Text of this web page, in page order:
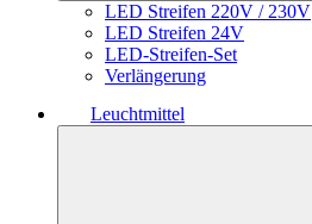
LED Streifen 220V / 230V
LED Streifen 24V
LED-Streifen-Set
Verlängerung
Leuchtmittel